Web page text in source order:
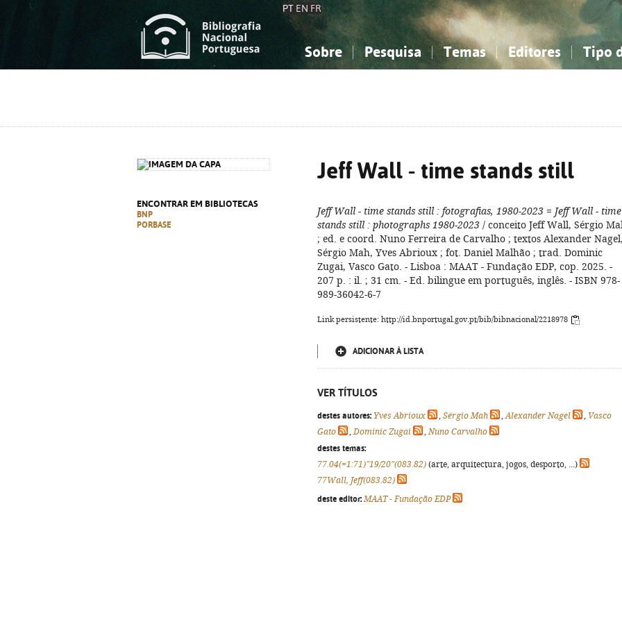
PT EN FR
Sobre Pesquisa Temas Editores Tipo
ENCONTRAR EM BIBLIOTECAS
BNP
PORBASE
Jeff Wall - time stands still
Jeff Wall - time stands still : fotografias, 1980-2023 = Jeff Wall - time
stands still : photographs 1980-2023 / conceito Jeff Wall, Sérgio
; ed. e coord. Nuno Ferreira de Carvalho ; textos Alexander Nagel,
Sérgio Mah, Yves Abrioux ; fot. Daniel Malhão ; trad. Dominic
Zugai, Vasco Gato. - Lisboa : MAAT - Fundação EDP, cop. 2025. -
207 p. : il. ; 31 cm. - Ed. bilingue em português, inglês. - ISBN 978-
989-36042-6-7
Link persistente: http://id.bnportugal.gov.pt/bib/bibnacional/2218978
ADICIONAR À LISTA
VER TÍTULOS
destes autores: Yves Abrioux , Sérgio Mah ,Alexander Nagel , Vasco
Gato
,Dominic Zugai ,Nuno Carvalho
destes temas:
77.04(=1:71)"19/20"(083.82) (arte, arquitectura, jogos, desporto, ...)
77Wall, Jeff(083.82)
deste editor: MAAT - Fundação EDP